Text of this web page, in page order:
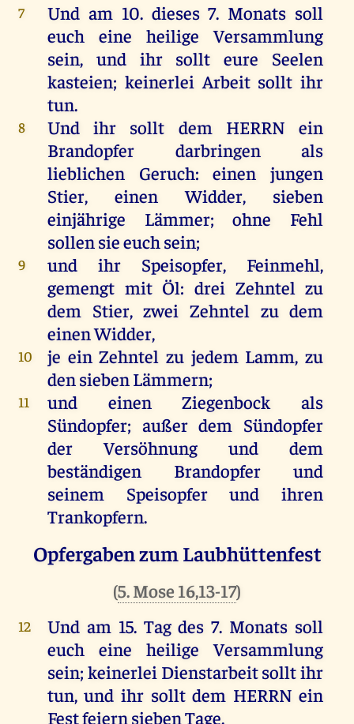
7 Und am 10. dieses7. Monats soll
euch
eine heilige
Versammlung
sein, und ihr sollt eure
Seelen
kasteien; keinerlei Arbeit sollt ihr
tun.
8 Und ihr sollt dem HERRN
ein
Brandopfer
darbringen
als
lieblichen
Geruch:einen
jungen
Stier, einen Widder, sieben
einjährige Lämmer;ohne
Fehl
sollensieeuchsein;
9 und ihr Speisopfer, Feinmehl,
gemengt mit Öl: drei Zehntel zu
dem Stier,zwei Zehntel zu dem
einenWidder,
10 je ein Zehntel zu jedem Lamm,zu
densiebenLämmern;
11 und einen Ziegenbock
als
Sündopfer; außer dem Sündopfer
der
Versöhnung und
dem
beständigen Brandopfer
und
seinem
Speisopfer und
ihren
Trankopfern.
Opfergaben zum Laubhüttenfest
(5. Mose 16,13-17)
12 Und am 15. Tag des 7. Monats soll
euch
eine heilige
Versammlung
sein; keinerlei Dienstarbeitsolltihr
tun,und ihr sollt dem HERRN ein
FestfeiernsiebenTage.